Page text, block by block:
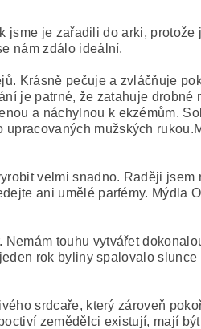
jsme je zařadili do arki, protože
nám zdálo ideální.
Krásně pečuje a zvláčňuje
je patrné, že zatahuje drobné
a náchylnou k ekzémům.
mužských
velmi snadno. Raději jsem
ani umělé parfémy. Mýdla
touhu vytvářet
rok byliny spalovalo slunce
srdcaře, který zároveň
zemědělci existují, mají být